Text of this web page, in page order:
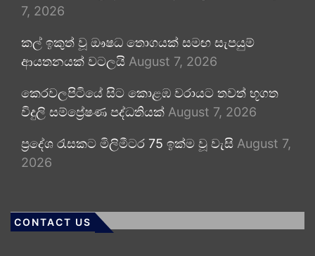
7, 2026
කල් ඉකුත් වූ ඖෂධ තොගයක් සමඟ සැපයුම්
ආයතනයක් වටලයි August 7, 2026
කෙරවලපිටියේ සිට කොළඹ වරායට තවත් භූගත
විදුලි සම්ප්‍රේෂණ පද්ධතියක් August 7, 2026
ප්‍රදේශ රැසකට මිලිමීටර 75 ඉක්ම වූ වැසි August 7,
2026
CONTACT US